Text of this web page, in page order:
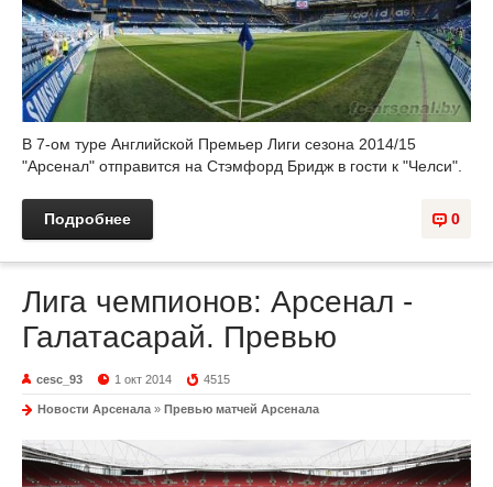
В 7-ом туре Английской Премьер Лиги сезона 2014/15
"Арсенал" отправится на Стэмфорд Бридж в гости к "Челси".
0
Подробнее
Лига чемпионов: Арсенал -
Галатасарай. Превью
cesc_93 1 окт 2014 4515
Новости Арсенала » Превью матчей Арсенала